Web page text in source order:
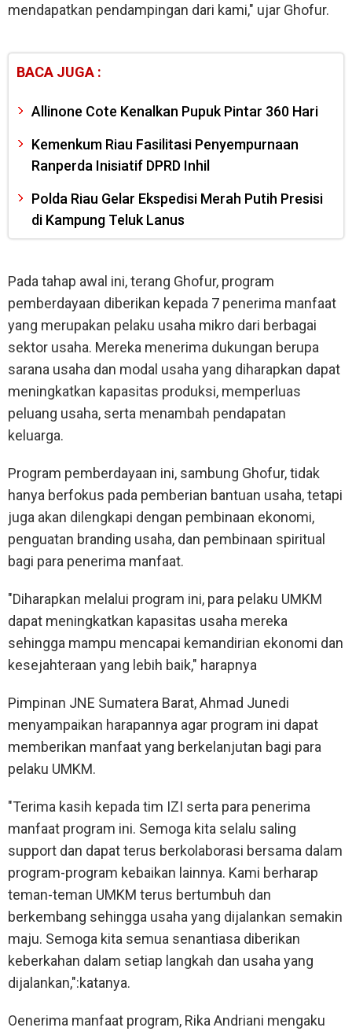
mendapatkan pendampingan dari kami," ujar Ghofur.
BACA JUGA :
Allinone Cote Kenalkan Pupuk Pintar 360 Hari
Kemenkum Riau Fasilitasi Penyempurnaan
Ranperda Inisiatif DPRD Inhil
Polda Riau Gelar Ekspedisi Merah Putih Presisi
di Kampung Teluk Lanus
Pada tahap awal ini, terang Ghofur, program
pemberdayaan diberikan kepada 7 penerima manfaat
yang merupakan pelaku usaha mikro dari berbagai
sektor usaha. Mereka menerima dukungan berupa
sarana usaha dan modal usaha yang diharapkan dapat
meningkatkan kapasitas produksi, memperluas
peluang usaha, serta menambah pendapatan
keluarga.
Program pemberdayaan ini, sambung Ghofur, tidak
hanya berfokus pada pemberian bantuan usaha, tetapi
juga akan dilengkapi dengan pembinaan ekonomi,
penguatan branding usaha, dan pembinaan spiritual
bagi para penerima manfaat.
"Diharapkan melalui program ini, para pelaku UMKM
dapat meningkatkan kapasitas usaha mereka
sehingga mampu mencapai kemandirian ekonomi dan
kesejahteraan yang lebih baik," harapnya
Pimpinan JNE Sumatera Barat, Ahmad Junedi
menyampaikan harapannya agar program ini dapat
memberikan manfaat yang berkelanjutan bagi para
pelaku UMKM.
"Terima kasih kepada tim IZI serta para penerima
manfaat program ini. Semoga kita selalu saling
support dan dapat terus berkolaborasi bersama dalam
program-program kebaikan lainnya. Kami berharap
teman-teman UMKM terus bertumbuh dan
berkembang sehingga usaha yang dijalankan semakin
maju. Semoga kita semua senantiasa diberikan
keberkahan dalam setiap langkah dan usaha yang
dijalankan,":katanya.
Oenerima manfaat program, Rika Andriani mengaku